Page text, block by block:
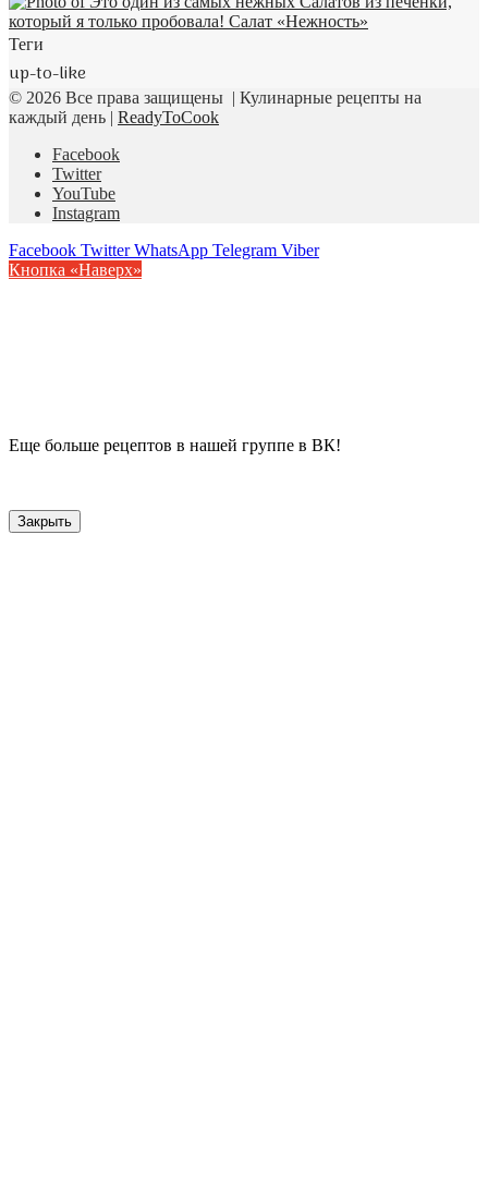
Теги
up-to-like
© 2026 Все права защищены | Кулинарные рецепты на
каждый день | ReadyToCook
Facebook
Twitter
YouTube
Instagram
Facebook Twitter WhatsApp Telegram Viber
Кнопка «Наверх»
Еще больше рецептов в нашей группе в ВК!
Закрыть